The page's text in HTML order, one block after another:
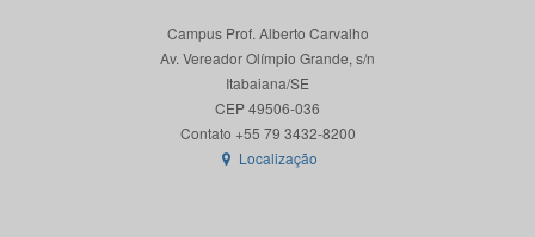
Campus Prof. Alberto Carvalho
Av. Vereador Olímpio Grande, s/n
Itabaiana/SE
CEP 49506-036
Localização